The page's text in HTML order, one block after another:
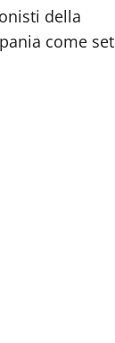
della
come set